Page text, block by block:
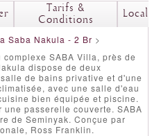
Tarifs &
Conditions
Saba Nakula - 2 Br >
SABA Villa, près de
dispose de deux
de bains privative et d'une
avec une salle d'eau
bien équipée et piscine.
passerelle couverte. SABA
de Seminyak. Conçue par
Ross Franklin.